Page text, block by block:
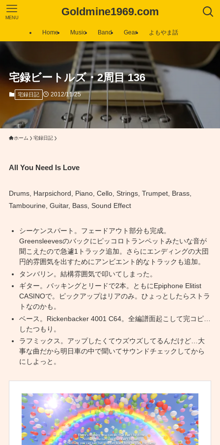
Goldmine1969.com
MENU
Home Music Band Gear よもやま話
宅録ビートルズ・2周目 136
宅録日記 2012/11/25
ホーム 宅録日記
All You Need Is Love
Drums, Harpsichord, Piano, Cello, Strings, Trumpet, Brass,
Tambourine, Guitar, Bass, Sound Effect
シーケンスパート。フェードアウト部分も完成。
Greensleevesのバックにピッコロトランペットみたいな音が
聞こえたので急遽1トラック追加。さらにエンディングの大団
円的雰囲気を出すためにアンビエント的なトラックも追加。
タンバリン。結構雰囲気で叩いてしまった。
ギター。バッキングとリードで2本。ともにEpiphone Elitist
CASINOで。ピックアップはリアのみ。ひょっとしたらストラ
トなのかも。
ベース。Rickenbacker 4001 C64。全編譜面起こして完コピ…
したつもり。
ラフミックス。アップしたくてウズウズしてるんだけど…大
事な曲だから明日車の中で聞いてサウンドチェックしてから
にしよっと。